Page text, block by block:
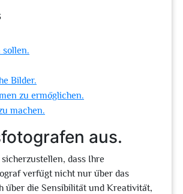
sollen.
Bilder.
zu ermöglichen.
machen.
aus.
dass Ihre
verfügt nicht nur über das
über die Sensibilität und Kreativität,